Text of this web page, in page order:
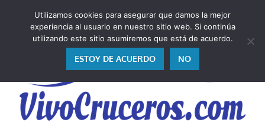
contenido
Utilizamos cookies para asegurar que damos la mejor
experiencia al usuario en nuestro sitio web. Si continúa
utilizando este sitio asumiremos que está de acuerdo.
ESTOY DE ACUERDO NO